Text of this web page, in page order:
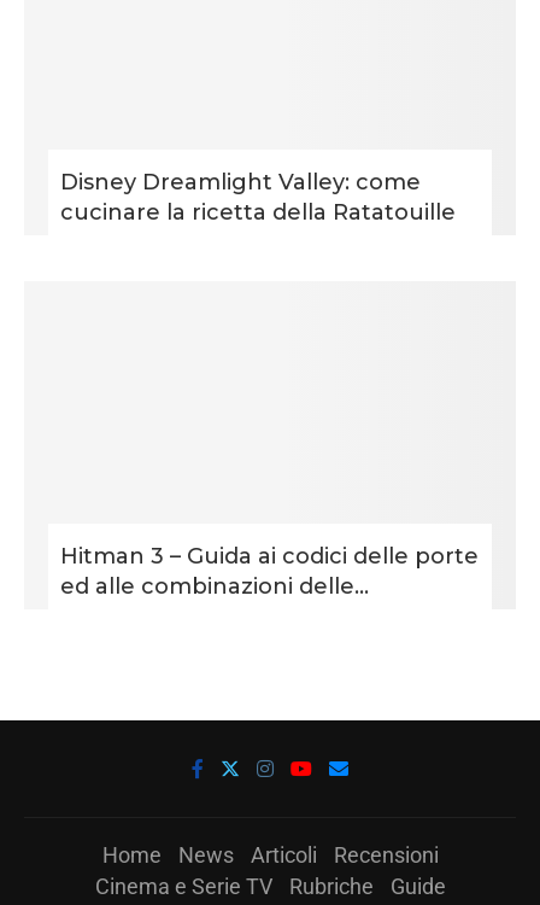
Disney Dreamlight Valley: come
cucinare la ricetta della Ratatouille
Hitman 3 – Guida ai codici delle porte
ed alle combinazioni delle...
Home News Articoli
Recensioni
Cinema e Serie TV
Rubriche
Guide